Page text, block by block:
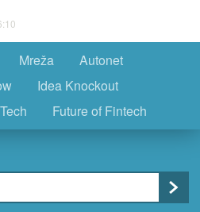
Mreža
Autonet
Idea Knockout
Future of Fintech